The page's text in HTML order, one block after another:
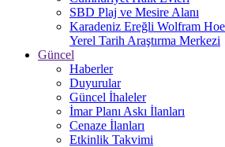
SBD Plaj ve Mesire Alanı
Karadeniz Ereğli Wolfram
Yerel Tarih Araştırma Merkezi
Güncel
Haberler
Duyurular
Güncel İhaleler
İmar Planı Askı İlanları
Cenaze İlanları
Etkinlik Takvimi